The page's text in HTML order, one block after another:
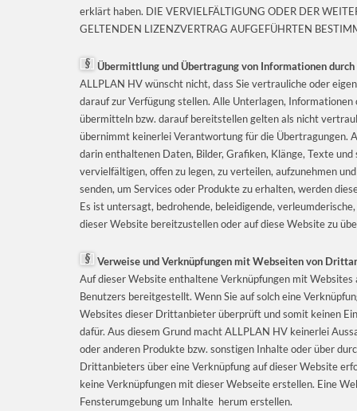
erklärt haben. DIE VERVIELFÄLTIGUNG ODER DER
GELTENDEN LIZENZVERTRAG AUFGEFÜHRTEN
Übermittlung und Übertragung von Informationen durch
ALLPLAN HV wünscht nicht, dass Sie vertrauliche oder
darauf zur Verfügung stellen. Alle Unterlagen,
übermitteln bzw. darauf bereitstellen gelten als nicht
übernimmt keinerlei Verantwortung für die Übertragungen.
darin enthaltenen Daten, Bilder, Grafiken, Klänge, Texte
vervielfältigen, offen zu legen, zu verteilen, aufzunehmen
senden, um Services oder Produkte zu erhalten, werden
Es ist untersagt, bedrohende, beleidigende,
dieser Website bereitzustellen oder auf diese Website zu
Verweise und Verknüpfungen mit Webseiten von
Auf dieser Website enthaltene Verknüpfungen mit
Benutzers bereitgestellt. Wenn Sie auf solch eine
Websites dieser Drittanbieter überprüft und somit keinen
dafür. Aus diesem Grund macht ALLPLAN HV keinerlei
oder anderen Produkte bzw. sonstigen Inhalte oder über
Drittanbieters über eine Verknüpfung auf dieser Website
keine Verknüpfungen mit dieser Webseite erstellen. Eine
Fensterumgebung um Inhalte herum erstellen.